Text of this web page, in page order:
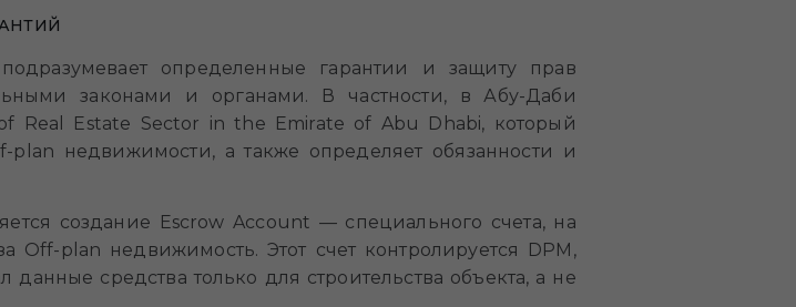
определенные гарантии и защиту прав
законами и органами. В частности, в Абу-Даби
Real Estate Sector in the Emirate of Abu Dhabi, который
недвижимости, а также определяет обязанности и
создание Escrow Account — специального счета, на
Off-plan недвижимость. Этот счет контролируется DPM,
средства только для строительства объекта, а не